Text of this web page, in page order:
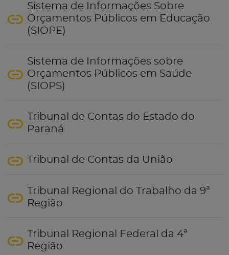
Sistema de Informações Sobre
Orçamentos Públicos em Educação
(SIOPE)
Sistema de Informações sobre
Orçamentos Públicos em Saúde
(SIOPS)
Tribunal de Contas do Estado do
Paraná
Tribunal de Contas da União
Tribunal Regional do Trabalho da 9ª
Região
Tribunal Regional Federal da 4ª
Região